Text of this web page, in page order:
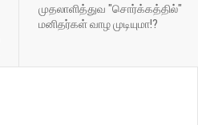
முதலாளித்துவ "சொர்க்கத்தில்"
மனிதர்கள் வாழ முடியுமா!?